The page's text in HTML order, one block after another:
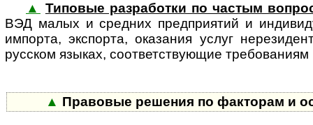
▲
Типовые разработки по частым
ВЭД малых и средних предприятий и
импорта, экспорта, оказания услуг
русском языках, соот­вет­ст­ву­ю­щие
▲ Правовые решения по факторам и